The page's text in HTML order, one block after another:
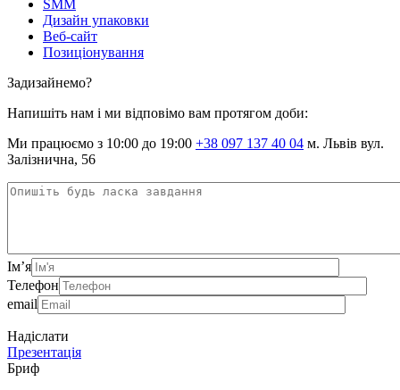
SMM
Дизайн упаковки
Веб-сайт
Позиціонування
Задизайнемо?
Напишіть нам і ми відповімо вам протягом доби:
Ми працюємо з 10:00 до 19:00 +38 097 137 40 04 м. Львів вул.
Залізнична, 56
Ім’я
Телефон
email
Надіслати
Презентація
Бриф